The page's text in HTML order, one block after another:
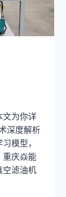
文为你详
深度解析
模型，
重庆焱能
空滤油机